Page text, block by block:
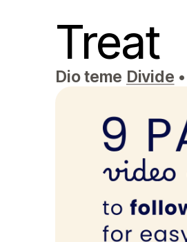
Treat
Dio teme Divide •